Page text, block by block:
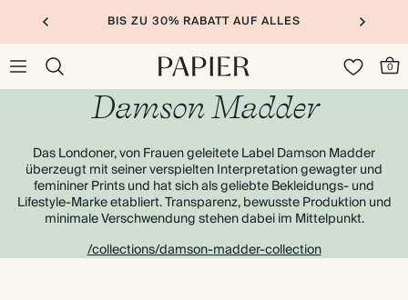
BIS ZU 30% RABATT AUF ALLES
0
Damson Madder
Das Londoner, von Frauen geleitete Label Damson Madder
überzeugt mit seiner verspielten Interpretation gewagter und
femininer Prints und hat sich als geliebte Bekleidungs- und
Lifestyle-Marke etabliert. Transparenz, bewusste Produktion und
minimale Verschwendung stehen dabei im Mittelpunkt.
/collections/damson-madder-collection